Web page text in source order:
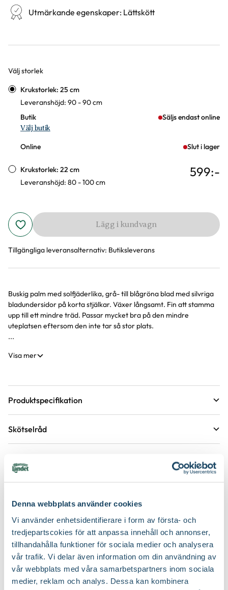
Denna webbplats använder cookies
Vi använder enhetsidentifierare i form av första- och
tredjepartscokies för att anpassa innehåll och annonser,
tillhandahålla funktioner för sociala medier och analysera
vår trafik. Vi delar även information om din användning av
vår webbplats med våra samarbetspartners inom sociala
medier, reklam och analys. Dessa kan kombinera
Utmärkande egenskaper: Lättskött
Välj storlek
Varianter
Krukstorlek: 25 cm
Leveranshöjd: 90 - 90 cm
Butik
Säljs endast online
Välj butik
Online Slut i lager
Krukstorlek: 22 cm
Leveranshöjd: 80 - 100 cm
599:-
Lägg i kundvagn
Tillgängliga leveransalternativ: Butiksleverans
Produktinformation
Buskig palm med solfjäderlika, grå- till blågröna blad med silvriga
bladundersidor på korta stjälkar. Växer långsamt. Fin att stamma
upp till ett mindre träd. Passar mycket bra på den mindre
uteplatsen eftersom den inte tar så stor plats.
...
Visa mer
Produktspecifikation
Krukstorlek
Bladfärg Grågrön
Certifiering Vad betyder märkningen?
Ursprung V och C Medelhavsområdet
Skötselråd
Övervintring Ljust, 0-5° C. Vattna <1 ggr/månad
Jordmån Mullrik jord, Näringsrik jord, Väldränerad jord
Vatten Behöver regelbunden vattning Hur ska du vattna växten?
Näring Flytande trädgårdsnäring, Medelhavsnäring
Jordprodukter Medelhavs- & citrusjord
2 för 150:-